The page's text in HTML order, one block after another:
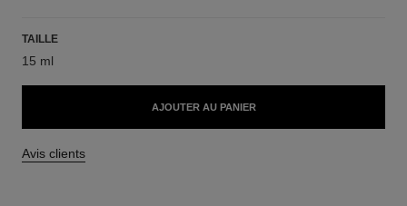
TAILLE
15 ml
AJOUTER AU PANIER
Avis clients